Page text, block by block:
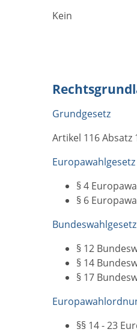
Kein
Grundgesetz
Artikel 116 Absatz
Europawahlgesetz
§ 4
§ 6
Bundeswahlgesetz
§ 12
§ 14
§ 17
§§ 14 - 23